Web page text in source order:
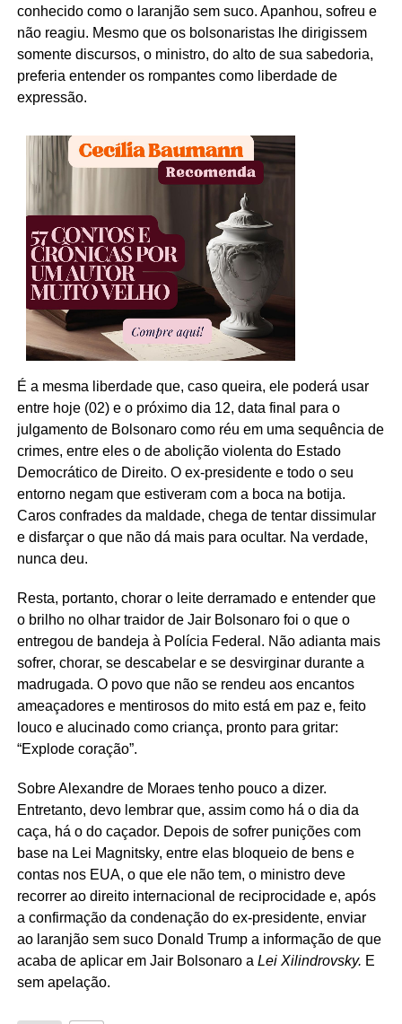
conhecido como o laranjão sem suco. Apanhou, sofreu e
não reagiu. Mesmo que os bolsonaristas lhe dirigissem
somente discursos, o ministro, do alto de sua sabedoria,
preferia entender os rompantes como liberdade de
expressão.
É a mesma liberdade que, caso queira, ele poderá usar
entre hoje (02) e o próximo dia 12, data final para o
julgamento de Bolsonaro como réu em uma sequência de
crimes, entre eles o de abolição violenta do Estado
Democrático de Direito. O ex-presidente e todo o seu
entorno negam que estiveram com a boca na botija.
Caros confrades da maldade, chega de tentar dissimular
e disfarçar o que não dá mais para ocultar. Na verdade,
nunca deu.
Resta, portanto, chorar o leite derramado e entender que
o brilho no olhar traidor de Jair Bolsonaro foi o que o
entregou de bandeja à Polícia Federal. Não adianta mais
sofrer, chorar, se descabelar e se desvirginar durante a
madrugada. O povo que não se rendeu aos encantos
ameaçadores e mentirosos do mito está em paz e, feito
louco e alucinado como criança, pronto para gritar:
“Explode coração”.
Sobre Alexandre de Moraes tenho pouco a dizer.
Entretanto, devo lembrar que, assim como há o dia da
caça, há o do caçador. Depois de sofrer punições com
base na Lei Magnitsky, entre elas bloqueio de bens e
contas nos EUA, o que ele não tem, o ministro deve
recorrer ao direito internacional de reciprocidade e, após
a confirmação da condenação do ex-presidente, enviar
ao laranjão sem suco Donald Trump a informação de que
acaba de aplicar em Jair Bolsonaro a Lei Xilindrovsky. E
sem apelação.